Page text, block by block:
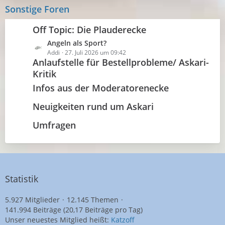
t
e
B
e
t
r
ä
e
Sonstige Foren
Off Topic: Die Plauderecke
e
t
z
t
e
B
e
i
r
ä
e
Angeln als Sport?
Addi 27. Juli 2026 um 09:42
Anlaufstelle für Bestellprobleme/ Askari-
Kritik
Infos aus der Moderatorenecke
Neuigkeiten rund um Askari
Umfragen
Statistik
5.927 Mitglieder
12.145 Themen
141.994 Beiträge (20,17 Beiträge pro Tag)
Unser neuestes Mitglied heißt: Katzoff